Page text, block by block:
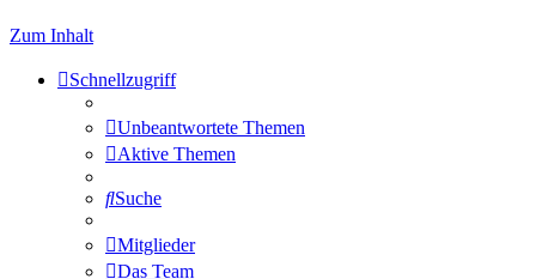
Zum Inhalt
Schnellzugriff
Unbeantwortete Themen
Aktive Themen
Suche
Mitglieder
Das Team